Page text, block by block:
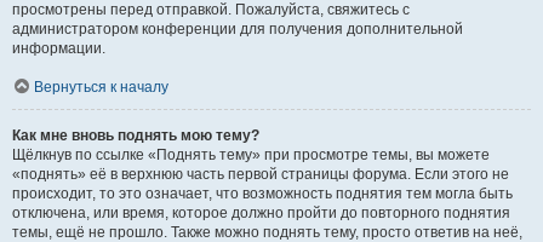
просмотрены перед отправкой. Пожалуйста, свяжитесь с
администратором конференции для получения дополнительной
информации.
Вернуться к началу
Как мне вновь поднять мою тему?
Щёлкнув по ссылке «Поднять тему» при просмотре темы, вы можете
«поднять» её в верхнюю часть первой страницы форума. Если этого не
происходит, то это означает, что возможность поднятия тем могла быть
отключена, или время, которое должно пройти до повторного поднятия
темы, ещё не прошло. Также можно поднять тему, просто ответив на неё,